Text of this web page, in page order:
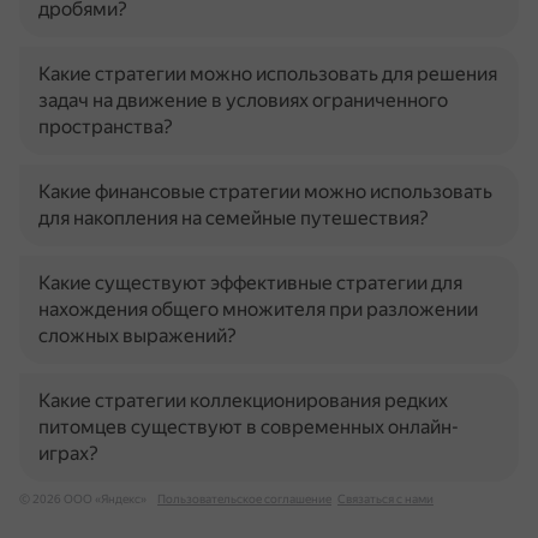
дробями?
Какие стратегии можно использовать для решения
задач на движение в условиях ограниченного
пространства?
Какие финансовые стратегии можно использовать
для накопления на семейные путешествия?
Какие существуют эффективные стратегии для
нахождения общего множителя при разложении
сложных выражений?
Какие стратегии коллекционирования редких
питомцев существуют в современных онлайн-
играх?
© 2026 ООО «Яндекс» Пользовательское соглашение Связаться с нами